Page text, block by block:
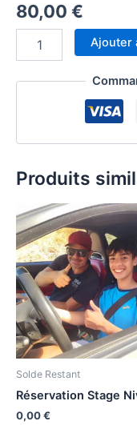
80,00 €
Ajouter
Produits
Solde Restant
Réservation Stage
0,00€